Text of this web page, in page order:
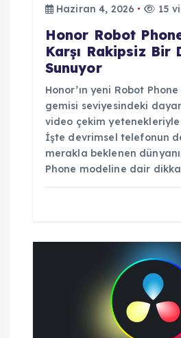
Haziran 4, 2026
15
Honor Robot
Karşı Rakipsiz Bir
Sunuyor
Honor’ın yeni Robot
gemisi seviyesindeki
video çekim
İşte devrimsel telefonun
merakla beklenen
Phone modeline dair